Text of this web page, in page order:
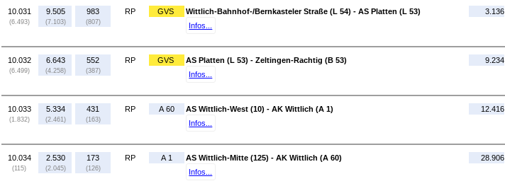
10.031
(6.493)
9.505
(7.103)
983
(807)
RP GVS
Wittlich-Bahnhof-/Bernkasteler Straße (L 54) - AS Platten (L 53)
Infos...
3.136
10.032
(6.499)
6.643
(4.258)
552
(387)
RP GVS
AS Platten (L 53) - Zeltingen-Rachtig (B 53)
Infos...
9.234
10.033
(1.832)
5.334
(2.461)
431
(163)
RP A 60
AS Wittlich-West (10) - AK Wittlich (A 1)
Infos...
12.416
10.034
(115)
2.530
(2.045)
173
(126)
RP A 1
AS Wittlich-Mitte (125) - AK Wittlich (A 60)
Infos...
28.906